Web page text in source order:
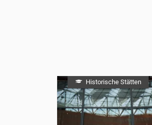
Historische Stätten